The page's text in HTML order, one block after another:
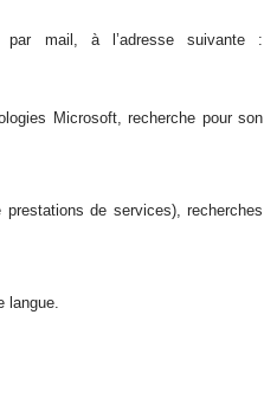
mail, à l’adresse suivante :
Microsoft, recherche pour son
de services), recherches
langue.